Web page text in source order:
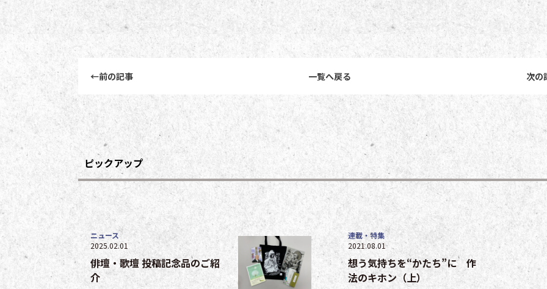
←前の記事 一覧へ戻る 次の
ピックアップ
俳壇・歌壇 投稿記念品のご紹
介
ニュース
2025.02.01
想う気持ちを“かたち”に 作
法のキホン（上）
連載・特集
2021.08.01